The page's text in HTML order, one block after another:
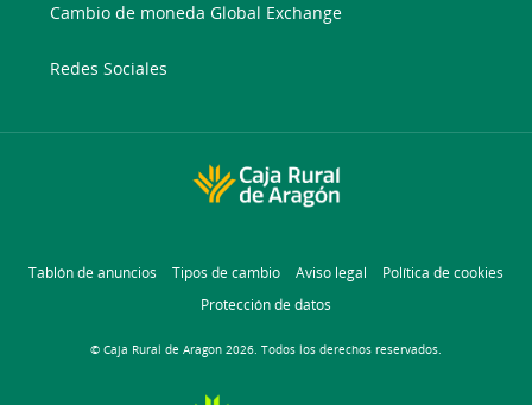
Cambio de moneda Global Exchange
Redes Sociales
Tablón de anuncios Tipos de cambio Aviso legal
Política de cookies
Protección de datos
© Caja Rural de Aragon 2026. Todos los derechos reservados.